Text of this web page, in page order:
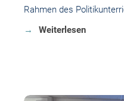
Rahmen des
Weiterlesen